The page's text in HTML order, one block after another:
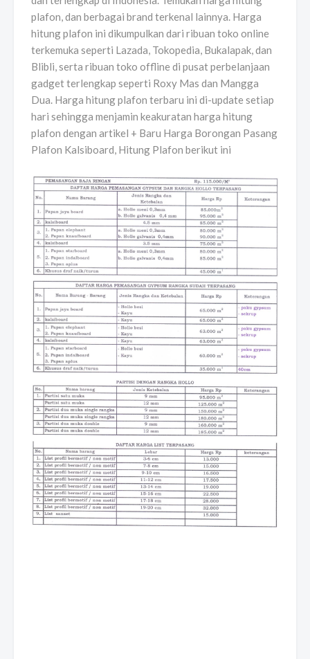
plafon, dan berbagai brand terkenal lainnya. Harga
hitung plafon ini dikumpulkan dari ribuan toko online
terkemuka seperti Lazada, Tokopedia, Bukalapak, dan
Blibli, serta ribuan toko offline di pusat perbelanjaan
gadget terlengkap seperti Roxy Mas dan Mangga
Dua. Harga hitung plafon terbaru ini di-update setiap
hari sehingga menjamin keakuratan harga hitung
plafon dengan artikel + Baru Harga Borongan Pasang
Plafon Kalsiboard, Hitung Plafon berikut ini